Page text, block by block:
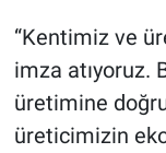
“Kentimiz ve
imza atıyoruz.
üretimine
üreticimizin